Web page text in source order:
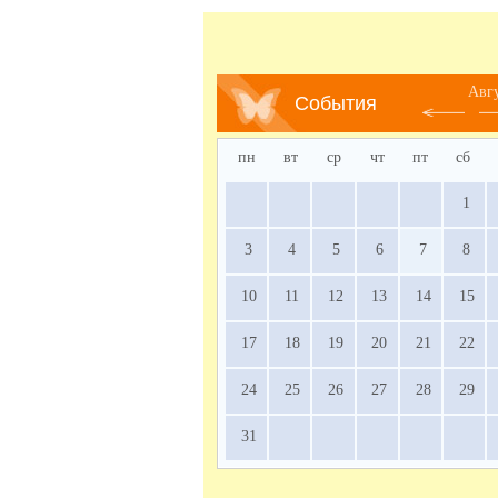
События
пн вт ср чт пт сб
1
3 4 5 6 7 8
10 11 12 13 14 15
17 18 19 20 21 22
24 25 26 27 28 29
31